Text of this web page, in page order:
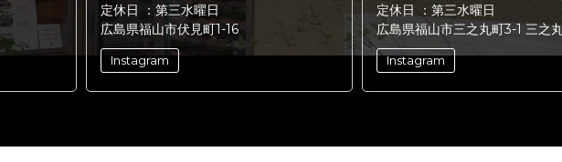
定休日 ： 第三水曜日
広島県福山市伏見町1-16
Instagram
定休日 ： 第三水曜日
広島県福山市三之丸町3-1 三之
Instagram